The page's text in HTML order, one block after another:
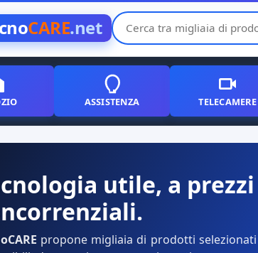
CARE.net
ASSISTENZA TELECAMERE
utile, a prezzi
propone migliaia di prodotti